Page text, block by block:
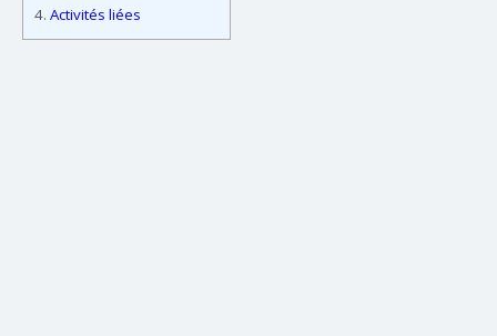
4. Activités liées